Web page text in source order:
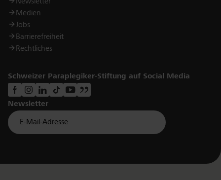
Medien
Jobs
Barrierefreiheit
Rechtliches
Schweizer Paraplegiker-Stiftung auf Social Media
Newsletter
Für Newsletter der Paraplegiker Stiftung anmelden